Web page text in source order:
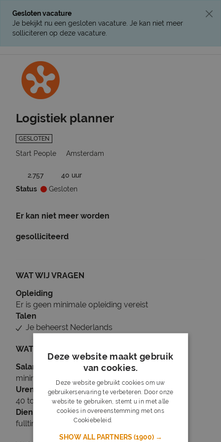
Gesloten vacature
Je bekijkt nu een gesloten vacature. Je kan niet meer
solliciteren op deze vacature.
Logistiek planner
GESLOTEN
Start People Amsterdam
2.757
40 uur
Status
Gesloten
Er kan niet meer worden
gesolliciteerd
WAT WIJ VRAGEN
Opleiding
Er is geen minimale opleiding vereist
Talen
Je beheerst Nederlands
WAT WIJ BIEDEN
Salaris
minimaal € 2.757
Uren
40 tot 40 uur per week
Dienstverband
fulltime
Deze website maakt gebruik
van cookies.
Deze website gebruikt cookies om uw
gebruikerservaring te verbeteren. Door onze
website te gebruiken, stemt u in met alle
cookies in overeenstemming met ons
Cookiebeleid.
SHOW ALL PARTNERS(1900) →